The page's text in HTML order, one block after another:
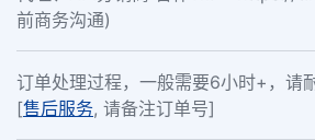
前商务沟通)
订单处理过程，一般需要6小时+，请
[售后服务, 请备注订单号]